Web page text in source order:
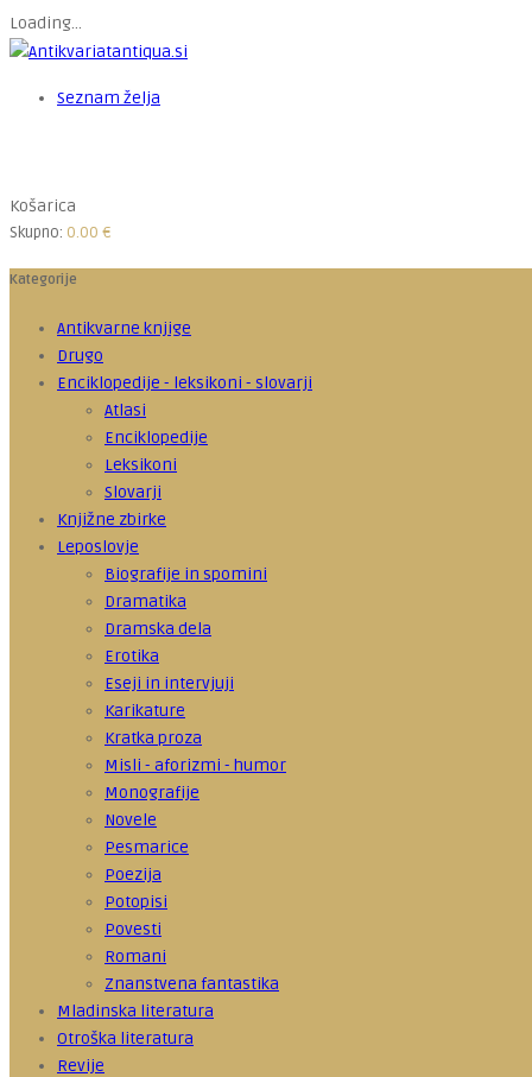
Loading...
Seznam želja
Košarica
Skupno: 0.00 €
Kategorije
Antikvarne knjige
Drugo
Enciklopedije - leksikoni - slovarji
Atlasi
Enciklopedije
Leksikoni
Slovarji
Knjižne zbirke
Leposlovje
Biografije in spomini
Dramatika
Dramska dela
Erotika
Eseji in intervjuji
Karikature
Kratka proza
Misli - aforizmi - humor
Monografije
Novele
Pesmarice
Poezija
Potopisi
Povesti
Romani
Znanstvena fantastika
Mladinska literatura
Otroška literatura
Revije